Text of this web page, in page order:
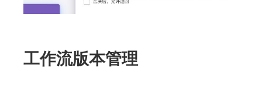
工作流版本管理